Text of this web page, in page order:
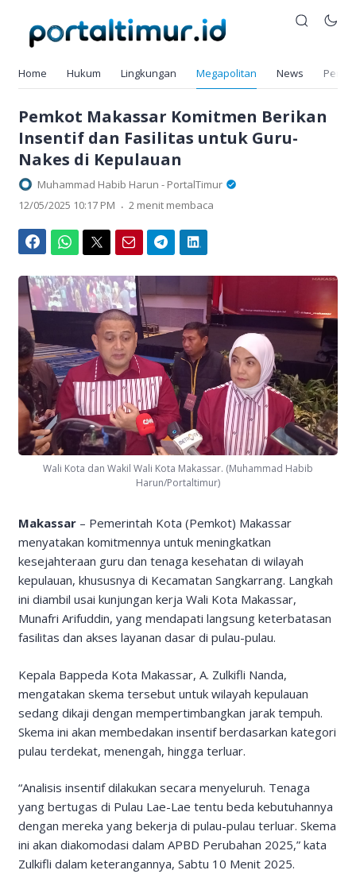
Home Hukum Lingkungan Megapolitan News
Pemkot Makassar Komitmen Berikan
Insentif dan Fasilitas untuk Guru-
Nakes di Kepulauan
Muhammad Habib Harun - PortalTimur
12/05/2025 10:17 PM . 2 menit membaca
Wali Kota dan Wakil Wali Kota Makassar. (Muhammad Habib
Harun/Portaltimur)
Makassar – Pemerintah Kota (Pemkot) Makassar
menyatakan komitmennya untuk meningkatkan
kesejahteraan guru dan tenaga kesehatan di wilayah
kepulauan, khususnya di Kecamatan Sangkarrang. Langkah
ini diambil usai kunjungan kerja Wali Kota Makassar,
Munafri Arifuddin, yang mendapati langsung keterbatasan
fasilitas dan akses layanan dasar di pulau-pulau.
Kepala Bappeda Kota Makassar, A. Zulkifli Nanda,
mengatakan skema tersebut untuk wilayah kepulauan
sedang dikaji dengan mempertimbangkan jarak tempuh.
Skema ini akan membedakan insentif berdasarkan kategori
pulau terdekat, menengah, hingga terluar.
“Analisis insentif dilakukan secara menyeluruh. Tenaga
yang bertugas di Pulau Lae-Lae tentu beda kebutuhannya
dengan mereka yang bekerja di pulau-pulau terluar. Skema
ini akan diakomodasi dalam APBD Perubahan 2025,” kata
Zulkifli dalam keterangannya, Sabtu 10 Menit 2025.